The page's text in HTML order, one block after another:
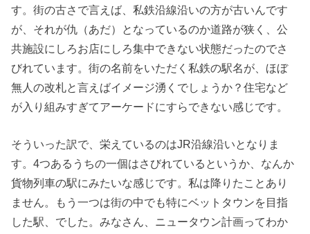
す。街の古さで言えば、私鉄沿線沿いの方が古いんです
が、それが仇（あだ）となっているのか道路が狭く、公
共施設にしろお店にしろ集中できない状態だったのでさ
びれています。街の名前をいただく私鉄の駅名が、ほぼ
無人の改札と言えばイメージ湧くでしょうか？住宅など
が入り組みすぎてアーケードにすらできない感じです。
そういった訳で、栄えているのはJR沿線沿いとなりま
す。4つあるうちの一個はさびれているというか、なんか
貨物列車の駅にみたいな感じです。私は降りたことあり
ません。もう一つは街の中でも特にベットタウンを目指
した駅、でした。みなさん、ニュータウン計画ってわか